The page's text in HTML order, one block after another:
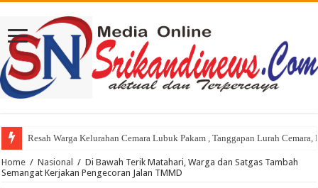
Resah Warga Kelurahan Cemara Lubuk Pakam , Tanggapan Lurah
Home / Nasional / Di Bawah Terik Matahari, Warga dan Satgas Tambah
Semangat Kerjakan Pengecoran Jalan TMMD